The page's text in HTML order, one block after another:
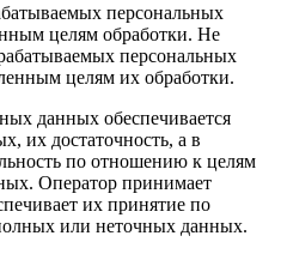
персональных
целям обработки. Не
персональных
целям их обработки.
данных обеспечивается
их достаточность, а в
по отношению к целям
Оператор принимает
их принятие по
или неточных данных.